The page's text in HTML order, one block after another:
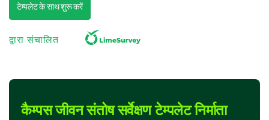
Cafeteria
Wi-Fi
Housing/Dormitory
टेम्पलेट के साथ शुरू करें
द्वारा संचालित
कैम्पस जीवन संतोष सर्वेक्षण टेम्पलेट निर्माता